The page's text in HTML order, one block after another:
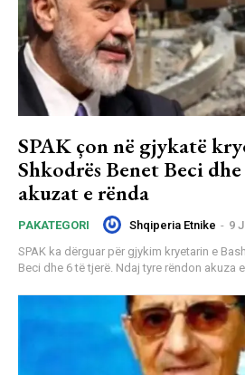
SPAK çon në gjykatë
Shkodrës Benet Beci
akuzat e rënda
PAKATEGORI Shqiperia Etnike - 9
SPAK ka dërguar për gjykim kryetarin e
Beci dhe 6 të tjerë. Ndaj tyre rëndon akuza